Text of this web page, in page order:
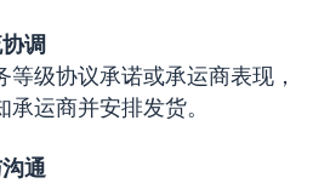
调
级协议承诺或承运商表现，
运商并安排发货。
通